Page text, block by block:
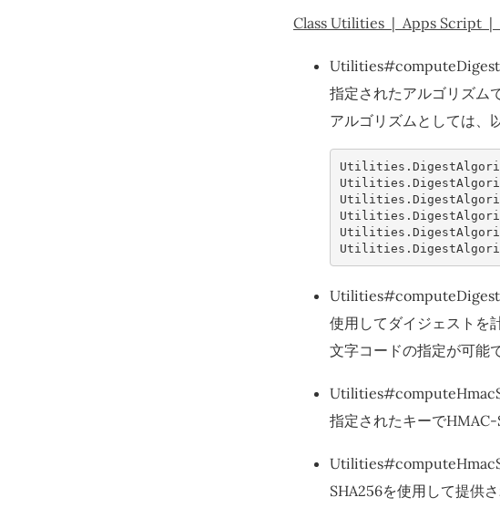
Class Utilities | Apps Script |
指定されたアルゴリズム
アルゴリズムとしては、
Utilities .
Utilities .
Utilities .
Utilities .
Utilities .
Utilities .
使用してダイジェストを
文字コードの指定が可能
指定されたキーでHMAC-
SHA256を使用して提供